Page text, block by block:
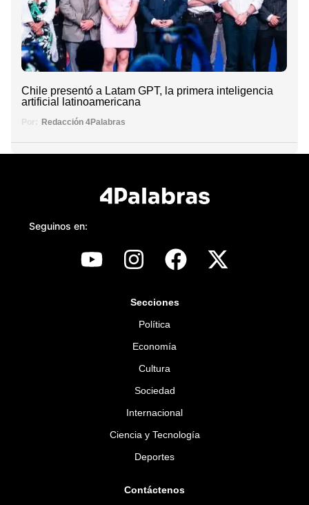
Chile presentó a Latam GPT, la primera inteligencia
artificial latinoamericana
Por: Redacción 4Palabras
Seguinos en:
Secciones
Política
Economía
Cultura
Sociedad
Internacional
Ciencia y Tecnología
Deportes
Contáctenos